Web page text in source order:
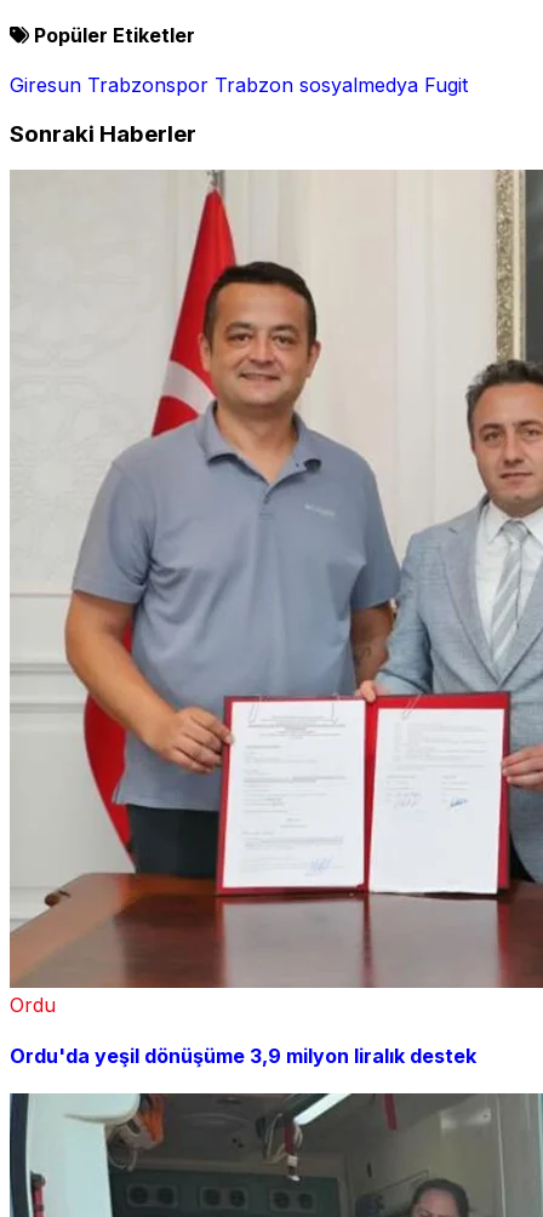
Popüler Etiketler
Giresun Trabzonspor Trabzon sosyalmedya Fugit
Sonraki Haberler
Ordu
Ordu'da yeşil dönüşüme 3,9 milyon liralık destek